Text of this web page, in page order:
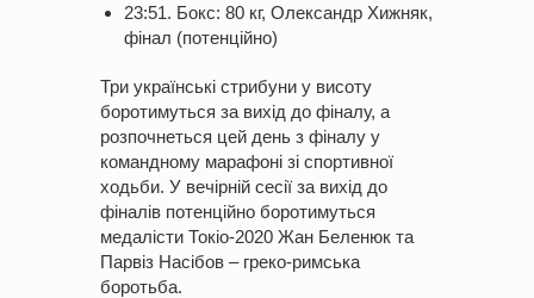
23:51. Бокс: 80 кг, Олександр Хижняк,
фінал (потенційно)
Три українські стрибуни у висоту
боротимуться за вихід до фіналу, а
розпочнеться цей день з фіналу у
командному марафоні зі спортивної
ходьби. У вечірній сесії за вихід до
фіналів потенційно боротимуться
медалісти Токіо-2020 Жан Беленюк та
Парвіз Насібов – греко-римська
боротьба.